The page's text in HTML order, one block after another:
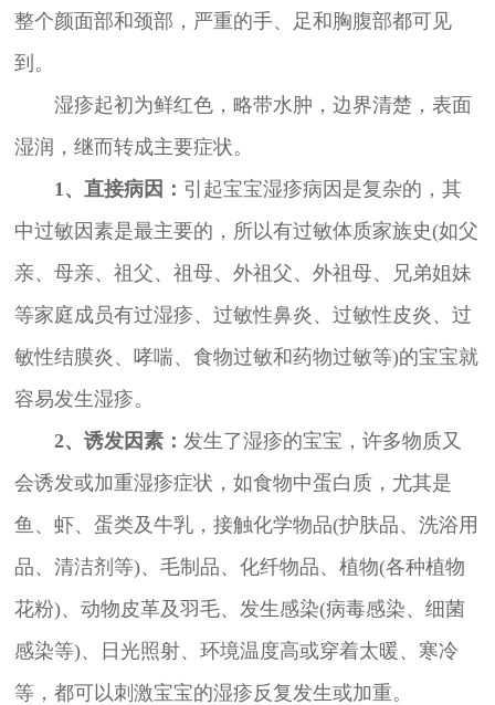
整个颜面部和颈部，严重的手、足和胸腹部都可见
到。
湿疹起初为鲜红色，略带水肿，边界清楚，表面
湿润，继而转成主要症状。
1、直接病因： 引起宝宝湿疹病因是复杂的，其
中过敏因素是最主要的，所以有过敏体质家族史(如父
亲、母亲、祖父、祖母、外祖父、外祖母、兄弟姐妹
等家庭成员有过湿疹、过敏性鼻炎、过敏性皮炎、过
敏性结膜炎、哮喘、食物过敏和药物过敏等)的宝宝就
容易发生湿疹。
2、诱发因素： 发生了湿疹的宝宝，许多物质又
会诱发或加重湿疹症状，如食物中蛋白质，尤其是
鱼、虾、蛋类及牛乳，接触化学物品(护肤品、洗浴用
品、清洁剂等)、毛制品、化纤物品、植物(各种植物
花粉)、动物皮革及羽毛、发生感染(病毒感染、细菌
感染等)、日光照射、环境温度高或穿着太暖、寒冷
等，都可以刺激宝宝的湿疹反复发生或加重。